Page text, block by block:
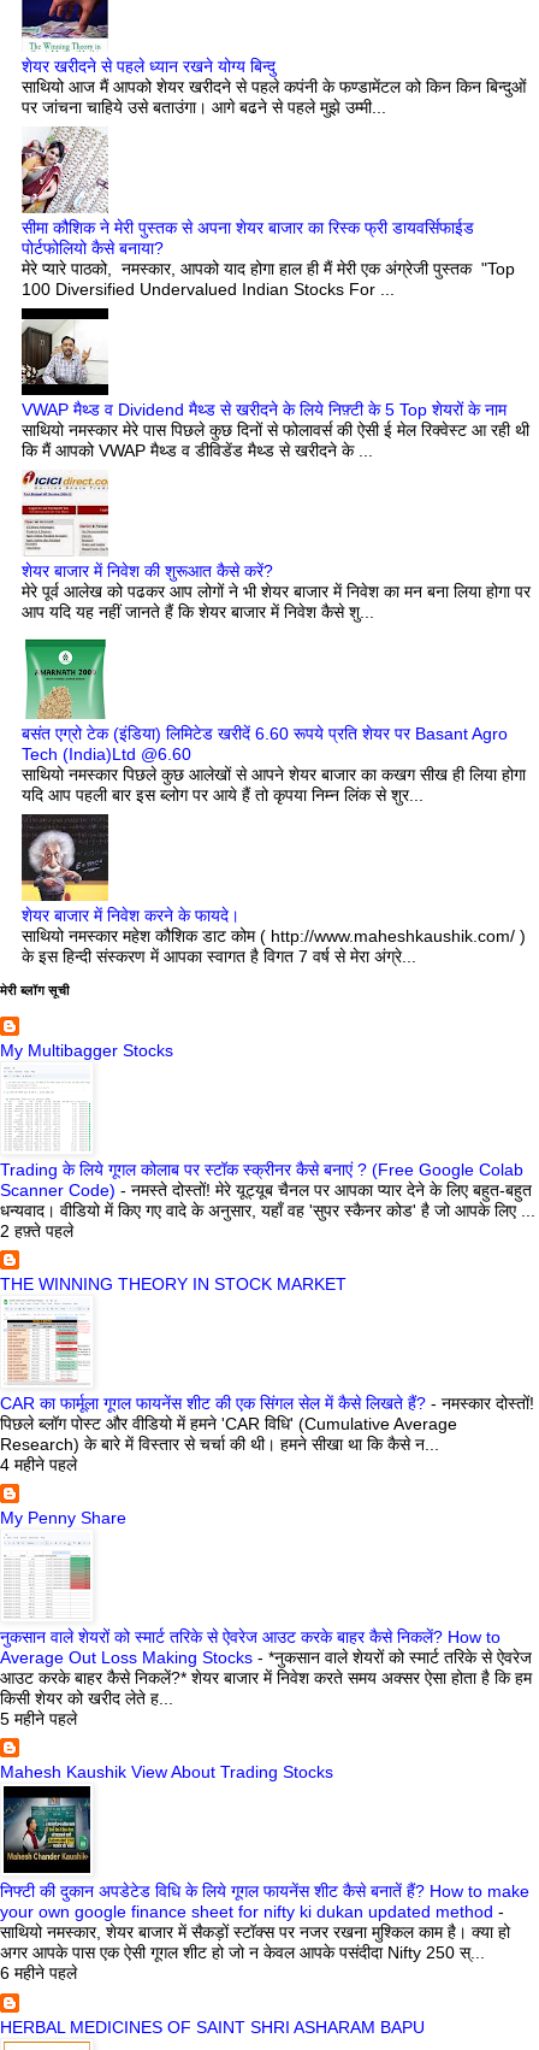
शेयर खरीदने से पहले ध्यान रखने योग्य बिन्दु
साथियो आज मैं आपको शेयर खरीदने से पहले कपंनी के फण्डामेंटल को किन किन बिन्दुओं
पर जांचना चाहिये उसे बताउंगा। आगे बढने से पहले मुझे उम्मी...
सीमा कौशिक ने मेरी पुस्तक से अपना शेयर बाजार का रिस्क फ्री डायवर्सिफाईड
पोर्टफोलियो कैसे बनाया?
मेरे प्यारे पाठको, नमस्कार, आपको याद होगा हाल ही मैं मेरी एक अंग्रेजी पुस्तक "Top
100 Diversified Undervalued Indian Stocks For ...
VWAP मैथ्ड व Dividend मैथ्ड से खरीदने के लिये निफ़्टी के 5 Top शेयरों के नाम
साथियो नमस्कार मेरे पास पिछले कुछ दिनों से फोलावर्स की ऐसी ई मेल रिक्वेस्ट आ रही थी
कि मैं आपको VWAP मैथ्ड व डीविडेंड मैथ्ड से खरीदने के ...
शेयर बाजार में निवेश की शुरूआत कैसे करें?
मेरे पूर्व आलेख को पढकर आप लोगों ने भी शेयर बाजार में निवेश का मन बना लिया होगा पर
आप यदि यह नहीं जानते हैं कि शेयर बाजार में निवेश कैसे शु...
बसंत एग्रो टेक (इंडिया) लिमिटेड खरीदें 6.60 रूपये प्रति शेयर पर Basant Agro
Tech (India)Ltd @6.60
साथियो नमस्कार पिछले कुछ आलेखों से आपने शेयर बाजार का कखग सीख ही लिया होगा
यदि आप पहली बार इस ब्लोग पर आये हैं तो कृपया निम्न लिंक से शुर...
शेयर बाजार में निवेश करने के फायदे।
साथियो नमस्कार महेश कौशिक डाट कोम ( http://www.maheshkaushik.com/ )
के इस हिन्दी संस्करण में आपका स्वागत है विगत 7 वर्ष से मेरा अंग्रे...
मेरी ब्लॉग सूची
My Multibagger Stocks
Trading के लिये गूगल कोलाब पर स्टॉक स्क्रीनर कैसे बनाएं ? (Free Google Colab
Scanner Code) - नमस्ते दोस्तों! मेरे यूट्यूब चैनल पर आपका प्यार देने के लिए बहुत-बहुत
धन्यवाद। वीडियो में किए गए वादे के अनुसार, यहाँ वह 'सुपर स्कैनर कोड' है जो आपके लिए ...
2 हफ़्ते पहले
THE WINNING THEORY IN STOCK MARKET
CAR का फार्मूला गूगल फायनेंस शीट की एक सिंगल सेल में कैसे लिखते हैं? - नमस्कार दोस्तों!
पिछले ब्लॉग पोस्ट और वीडियो में हमने 'CAR विधि' (Cumulative Average
Research) के बारे में विस्तार से चर्चा की थी। हमने सीखा था कि कैसे न...
4 महीने पहले
My Penny Share
नुकसान वाले शेयरों को स्मार्ट तरिके से ऐवरेज आउट करके बाहर कैसे निकलें? How to
Average Out Loss Making Stocks - *नुकसान वाले शेयरों को स्मार्ट तरिके से ऐवरेज
आउट करके बाहर कैसे निकलें?* शेयर बाजार में निवेश करते समय अक्सर ऐसा होता है कि हम
किसी शेयर को खरीद लेते ह...
5 महीने पहले
Mahesh Kaushik View About Trading Stocks
निफ्टी की दुकान अपडेटेड विधि के लिये गूगल फायनेंस शीट कैसे बनातें हैं? How to make
your own google finance sheet for nifty ki dukan updated method -
साथियो नमस्कार, शेयर बाजार में सैकड़ों स्टॉक्स पर नजर रखना मुश्किल काम है। क्या हो
अगर आपके पास एक ऐसी गूगल शीट हो जो न केवल आपके पसंदीदा Nifty 250 स्...
6 महीने पहले
HERBAL MEDICINES OF SAINT SHRI ASHARAM BAPU